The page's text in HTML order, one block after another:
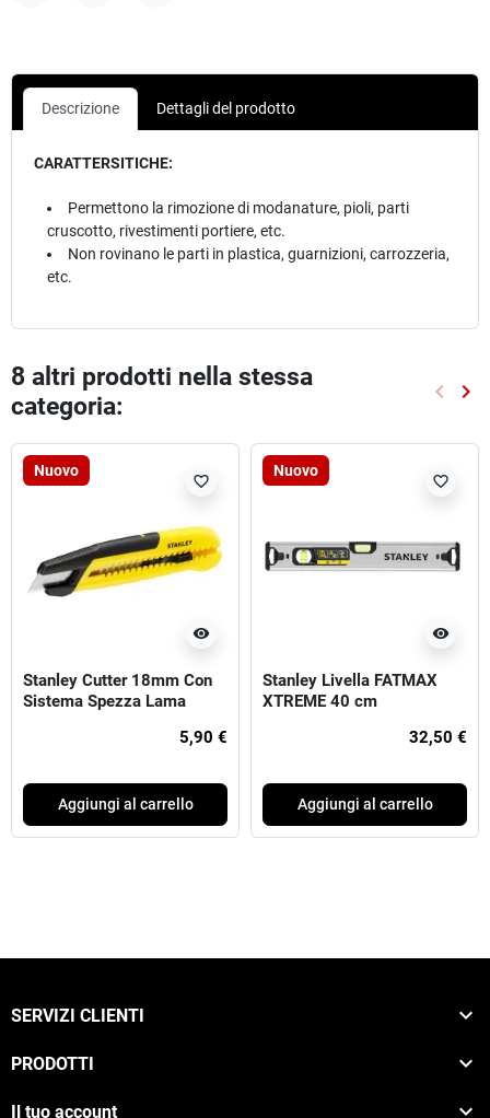
Descrizione Dettagli del prodotto
CARATTERSITICHE:
Permettono la rimozione di modanature, pioli, parti
cruscotto, rivestimenti portiere, etc.
Non rovinano le parti in plastica, guarnizioni, carrozzeria,
etc.
8 altri prodotti nella stessa
categoria:
keyboard_arrow_left keyboard_arrow_right
Nuovo
visibility
favorite_border
Stanley Cutter 18mm Con
Sistema Spezza Lama
5,90 €
Aggiungi al carrello
Nuovo
visibility
favorite_border
Stanley Livella FATMAX
XTREME 40 cm
32,50 €
Aggiungi al carrello
SERVIZI CLIENTI 
PRODOTTI 
Il tuo account 